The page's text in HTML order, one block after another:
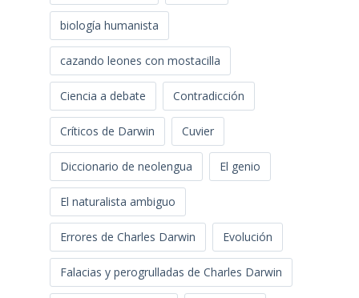
biología humanista
cazando leones con mostacilla
Ciencia a debate Contradicción
Críticos de Darwin Cuvier
Diccionario de neolengua El genio
El naturalista ambiguo
Errores de Charles Darwin Evolución
Falacias y perogrulladas de Charles Darwin